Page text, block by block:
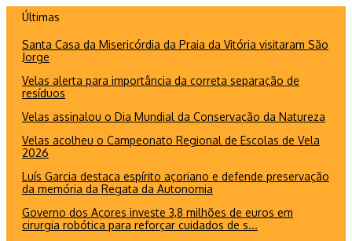
conteúdo
Últimas
Santa Casa da Misericórdia da Praia da Vitória visitaram São
Jorge
Velas alerta para importância da correta separação de
resíduos
Velas assinalou o Dia Mundial da Conservação da Natureza
Velas acolheu o Campeonato Regional de Escolas de Vela
2026
Luís Garcia destaca espírito açoriano e defende preservação
da memória da Regata da Autonomia
Governo dos Açores investe 3,8 milhões de euros em
cirurgia robótica para reforçar cuidados de s...